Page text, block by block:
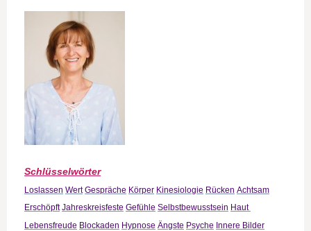
Schlüsselwörter
Loslassen Wert Gespräche Körper Kinesiologie Rücken Achtsam
Erschöpft Jahreskreisfeste Gefühle Selbstbewusstsein Haut
Lebensfreude Blockaden Hypnose Ängste Psyche Innere Bilder